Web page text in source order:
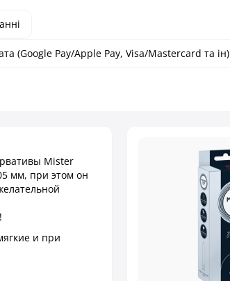
(Google Pay/Apple Pay, Visa/Mastercard та ін)
Mister
мм, при этом он
и при